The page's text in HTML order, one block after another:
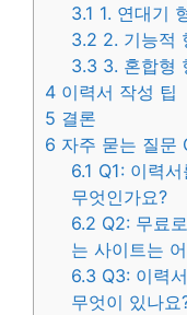
3.1 1. 연대기
3.2 2. 기능적
3.3 3. 혼합형
4 이력서 작성 팁
5 결론
6 자주 묻는 질문
6.1 Q1: 이력
무엇인가요?
6.2 Q2: 무료
는 사이트는
6.3 Q3: 이력
무엇이 있나요